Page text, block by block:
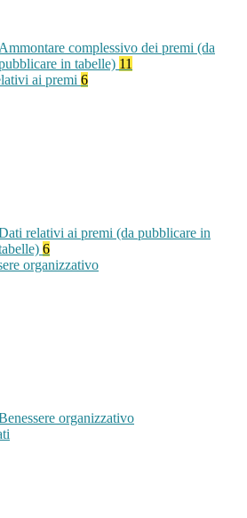
Ammontare complessivo dei premi (da
in tabelle) 11
ai premi 6
relativi ai premi (da pubblicare in
6
organizzativo
organizzativo